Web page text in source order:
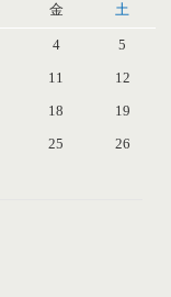
金 土
4
5
11
12
18
19
25
26